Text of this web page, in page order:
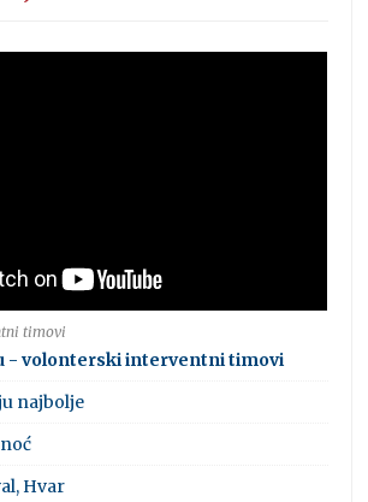
timovi
- volonterski interventni timovi
najbolje
Hvar